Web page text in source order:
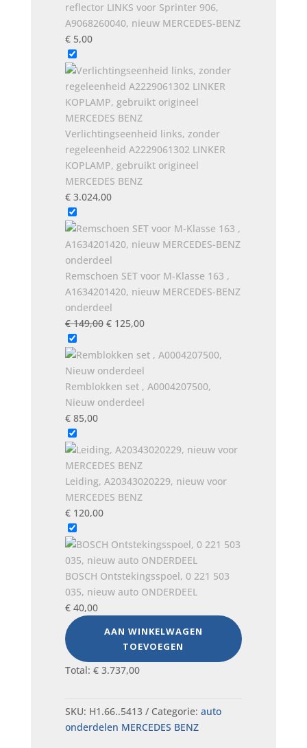
reflector LINKS voor Sprinter 906,
A9068260040, nieuw MERCEDES-BENZ
€5,00
Verlichtingseenheid links, zonder
regeleenheid A2229061302 LINKER
KOPLAMP, gebruikt origineel
MERCEDES BENZ
€3.024,00
Remschoen SET voor M-Klasse 163 ,
A1634201420, nieuw MERCEDES-BENZ
onderdeel
€149,00 Oorspronkelijke
was:
€ 149,00.
€125,00Huidige
is:
€ 125,00.
Remblokken set , A0004207500,
Nieuw onderdeel
€85,00
Leiding, A20343020229, nieuw voor
MERCEDES BENZ
€120,00
BOSCH Ontstekingsspoel, 0 221 503
035, nieuw auto ONDERDEEL
€40,00
AAN WINKELWAGEN
TOEVOEGEN
Total: €3.737,00
SKU: H1.66..5413 Categorie: auto
onderdelen MERCEDES BENZ